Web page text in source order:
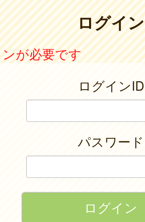
ログイン
が必要です
ログインID
パスワード